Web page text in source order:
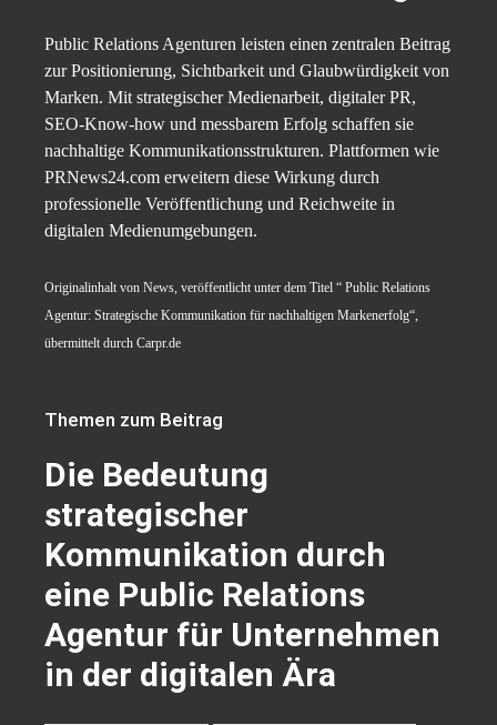
Public Relations Agenturen leisten einen zentralen Beitrag
zur Positionierung, Sichtbarkeit und Glaubwürdigkeit von
Marken. Mit strategischer Medienarbeit, digitaler PR,
SEO-Know-how und messbarem Erfolg schaffen sie
nachhaltige Kommunikationsstrukturen. Plattformen wie
PRNews24.com erweitern diese Wirkung durch
professionelle Veröffentlichung und Reichweite in
digitalen Medienumgebungen.
Originalinhalt von News, veröffentlicht unter dem Titel “ Public Relations
Agentur: Strategische Kommunikation für nachhaltigen Markenerfolg“,
übermittelt durch Carpr.de
Themen zum Beitrag
Die Bedeutung
strategischer
Kommunikation durch
eine Public Relations
Agentur für Unternehmen
in der digitalen Ära